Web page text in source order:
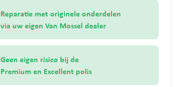
Reparatie met originele onderdelen
via uw eigen Van Mossel dealer
Geen eigen risico bij de
Premium en Excellent polis